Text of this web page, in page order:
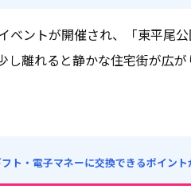
ベントが開催され、「東平尾
離れると静かな住宅街が広
ト・電子マネーに交換できるポイント